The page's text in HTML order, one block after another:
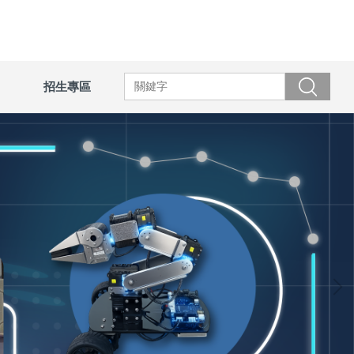
招生專區 搜尋